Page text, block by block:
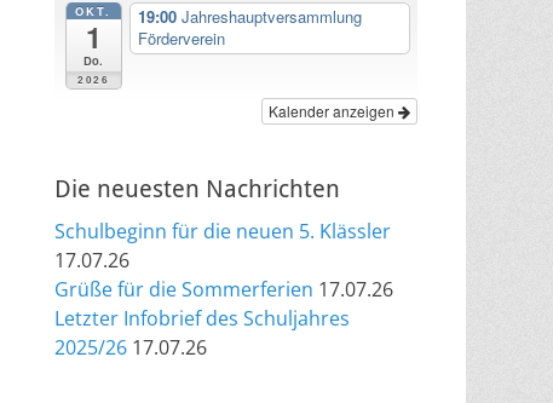
OKT.
1
Do.
2026
19:00 Jahreshauptversammlung
Förderverein
Kalender anzeigen
Die neuesten Nachrichten
Schulbeginn für die neuen 5. Klässler
17.07.26
Grüße für die Sommerferien 17.07.26
Letzter Infobrief des Schuljahres
2025/26 17.07.26